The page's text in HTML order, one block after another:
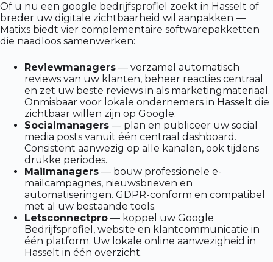
Of u nu een google bedrijfsprofiel zoekt in Hasselt of
breder uw digitale zichtbaarheid wil aanpakken —
Matixs biedt vier complementaire softwarepakketten
die naadloos samenwerken:
Reviewmanagers — verzamel automatisch
reviews van uw klanten, beheer reacties centraal
en zet uw beste reviews in als marketingmateriaal.
Onmisbaar voor lokale ondernemers in Hasselt die
zichtbaar willen zijn op Google.
Socialmanagers — plan en publiceer uw social
media posts vanuit één centraal dashboard.
Consistent aanwezig op alle kanalen, ook tijdens
drukke periodes.
Mailmanagers — bouw professionele e-
mailcampagnes, nieuwsbrieven en
automatiseringen. GDPR-conform en compatibel
met al uw bestaande tools.
Letsconnectpro — koppel uw Google
Bedrijfsprofiel, website en klantcommunicatie in
één platform. Uw lokale online aanwezigheid in
Hasselt in één overzicht.